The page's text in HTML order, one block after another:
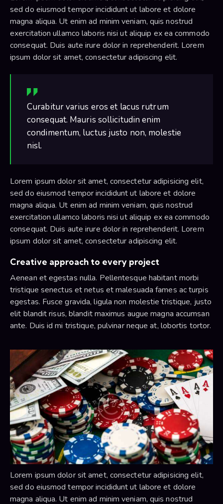
sed do eiusmod tempor incididunt ut labore et dolore
magna aliqua. Ut enim ad minim veniam, quis nostrud
exercitation ullamco laboris nisi ut aliquip ex ea commodo
consequat. Duis aute irure dolor in reprehenderit. Lorem
ipsum dolor sit amet, consectetur adipiscing elit.
Curabitur varius eros et lacus rutrum
consequat. Mauris sollicitudin enim
condimentum, luctus justo non, molestie
nisl.
Lorem ipsum dolor sit amet, consectetur adipisicing elit,
sed do eiusmod tempor incididunt ut labore et dolore
magna aliqua. Ut enim ad minim veniam, quis nostrud
exercitation ullamco laboris nisi ut aliquip ex ea commodo
consequat. Duis aute irure dolor in reprehenderit. Lorem
ipsum dolor sit amet, consectetur adipiscing elit.
Creative approach to every project
Aenean et egestas nulla. Pellentesque habitant morbi
tristique senectus et netus et malesuada fames ac turpis
egestas. Fusce gravida, ligula non molestie tristique, justo
elit blandit risus, blandit maximus augue magna accumsan
ante. Duis id mi tristique, pulvinar neque at, lobortis tortor.
Lorem ipsum dolor sit amet, consectetur adipisicing elit,
sed do eiusmod tempor incididunt ut labore et dolore
magna aliqua. Ut enim ad minim veniam, quis nostrud